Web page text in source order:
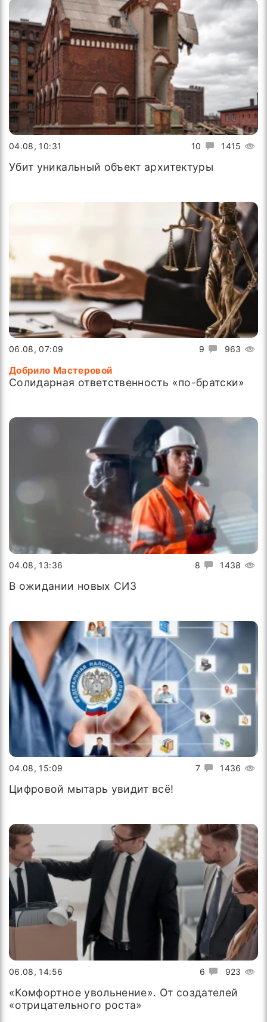
10 1415
04.08, 10:31
Убит уникальный объект архитектуры
9 963
06.08, 07:09
Добрило Мастеровой
Солидарная ответственность «по-братски»
8 1438
04.08, 13:36
В ожидании новых СИЗ
7 1436
04.08, 15:09
Цифровой мытарь увидит всё!
6 923
06.08, 14:56
«Комфортное увольнение». От создателей
«отрицательного роста»